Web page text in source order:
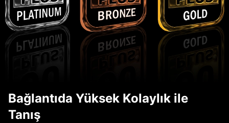
Bağlantıda Yüksek Kolaylık ile
Tanış